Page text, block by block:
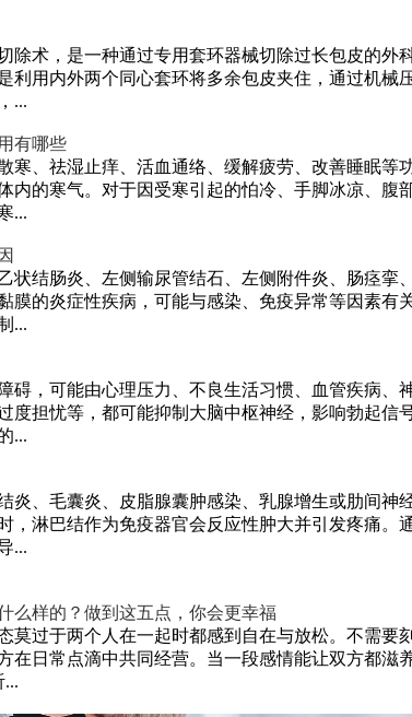
除术，是一种通过专用套环器械切除过长包皮的
利用内外两个同心套环将多余包皮夹住，通过机
...
有哪些
寒、祛湿止痒、活血通络、缓解疲劳、改善睡眠
内的寒气。对于因受寒引起的怕冷、手脚冰凉、
...
状结肠炎、左侧输尿管结石、左侧附件炎、肠痉
膜的炎症性疾病，可能与感染、免疫异常等因素
...
碍，可能由心理压力、不良生活习惯、血管疾病
度担忧等，都可能抑制大脑中枢神经，影响勃起
...
炎、毛囊炎、皮脂腺囊肿感染、乳腺增生或肋间
，淋巴结作为免疫器官会反应性肿大并引发疼痛
...
么样的？做到这五点，你会更幸福
莫过于两个人在一起时都感到自在与放松。不需
在日常点滴中共同经营。当一段感情能让双方都
...